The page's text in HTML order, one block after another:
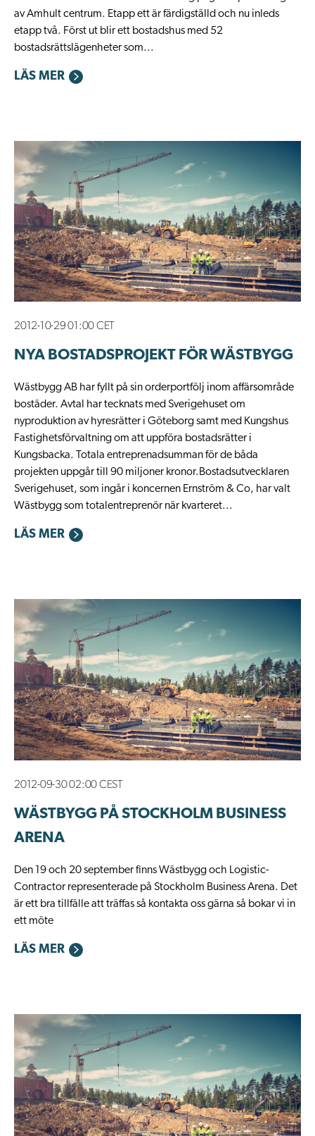
av Amhult centrum. Etapp ett är färdigställd och nu inleds
etapp två. Först ut blir ett bostadshus med 52
bostadsrättslägenheter som...
LÄS MER
2012-10-29 01:00 CET
NYA BOSTADSPROJEKT FÖR WÄSTBYGG
​Wästbygg AB har fyllt på sin orderportfölj inom affärsområde
bostäder. Avtal har tecknats med Sverigehuset om
nyproduktion av hyresrätter i Göteborg samt med Kungshus
Fastighetsförvaltning om att uppföra bostadsrätter i
Kungsbacka. Totala entreprenadsumman för de båda
projekten uppgår till 90 miljoner kronor.Bostadsutvecklaren
Sverigehuset, som ingår i koncernen Ernström & Co, har valt
Wästbygg som totalentreprenör när kvarteret...
LÄS MER
2012-09-30 02:00 CEST
WÄSTBYGG PÅ STOCKHOLM BUSINESS
ARENA
Den 19 och 20 september finns Wästbygg och Logistic-
Contractor representerade på Stockholm Business Arena. Det
är ett bra tillfälle att träffas så kontakta oss gärna så bokar vi in
ett möte
LÄS MER